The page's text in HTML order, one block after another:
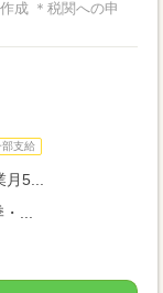
部支給
5...
・...